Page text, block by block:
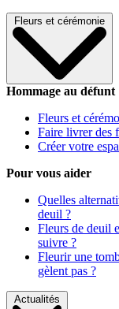
Fleurs et cérémonie
Hommage au défunt
Fleurs et
Faire livrer des
Créer votre
Pour vous aider
Quelles
deuil ?
Fleurs de deuil
suivre ?
Fleurir une
gèlent pas ?
Actualités